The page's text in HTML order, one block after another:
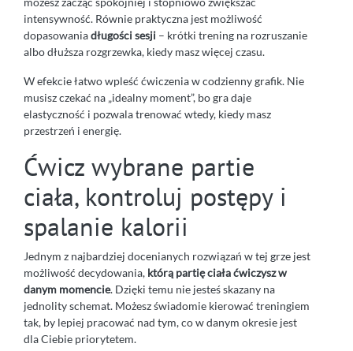
intensywność. Równie praktyczna jest możliwość
dopasowaniadługości sesji – krótki trening na rozruszanie
albo dłuższa rozgrzewka, kiedy masz więcej czasu.
W efekcie łatwo wpleść ćwiczenia w codzienny grafik. Nie
musisz czekać na „idealny moment”, bo gra daje
elastyczność i pozwala trenować wtedy, kiedy masz
przestrzeń i energię.
Ćwicz wybrane partie
ciała, kontroluj postępy i
spalanie kalorii
Jednym z najbardziej docenianych rozwiązań w tej grze jest
możliwość decydowania, którą partię ciała ćwiczysz w
danym momencie. Dzięki temu nie jesteś skazany na
jednolity schemat. Możesz świadomie kierować treningiem
tak, by lepiej pracować nad tym, co w danym okresie jest
dla Ciebie priorytetem.